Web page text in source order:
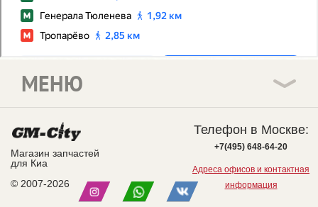
Магазин запчастей
для Киа
© 2007-2026
МЕНЮ
Телефон в Москве:
+7(495) 648-64-20
Адреса офисов и контактная
информация